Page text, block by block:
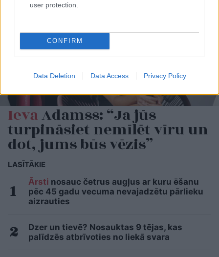
user protection.
CONFIRM
Data Deletion Data Access Privacy Policy
IevaAdamss: “Ja jūs
turpināsiet nemīlēt vīru un
dot, jums būs vēzis”
LASĪTĀKIE
Ārsti nosauc četrus augļus ar kuru ēšanu
pēc 45 gadu vecuma nevajadzētu pārlieku
aizrauties
Dzer un tievē? Nosauktas 9 tējas, kas
palīdzēs atbrīvoties no liekā svara